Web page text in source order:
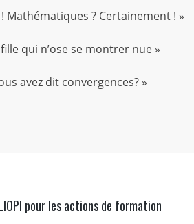
Mathématiques ? Certainement ! »
qui n’ose se montrer nue »
avez dit convergences? »
pour les actions de formation